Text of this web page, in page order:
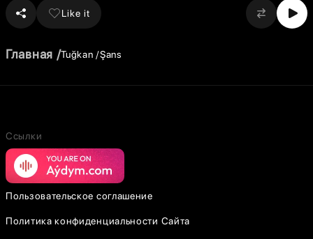
Like it
Главная Tuğkan Şans
Ссылки
Пользовательское соглашение
Политика конфиденциальности Сайта